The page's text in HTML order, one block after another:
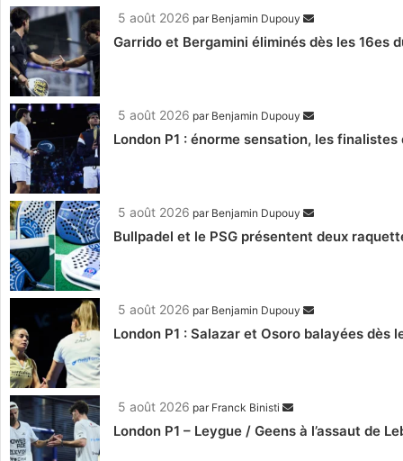
5 août 2026 par Benjamin Dupouy
Garrido et Bergamini éliminés dès les 16es
5 août 2026 par Benjamin Dupouy
London P1 : énorme sensation, les
5 août 2026 par Benjamin Dupouy
Bullpadel et le PSG présentent deux
5 août 2026 par Benjamin Dupouy
London P1 : Salazar et Osoro balayées
5 août 2026 par Franck Binisti
London P1 – Leygue / Geens à l’assaut de